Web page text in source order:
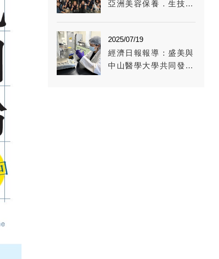
亞洲美容保養．生技保
2025/07/19
經濟日報報導：盛美與
中山醫學大學共同發表